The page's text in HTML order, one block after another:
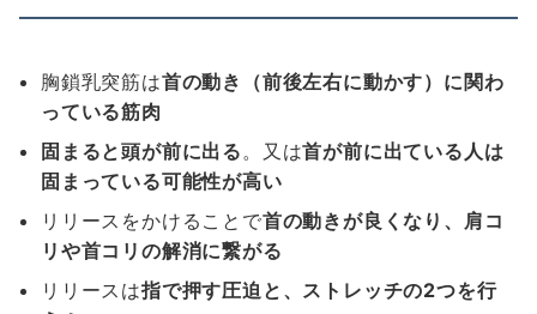
胸鎖乳突筋は首の動き（前後左右に動かす）に関わ
っている筋肉
固まると頭が前に出る。又は首が前に出ている人は
固まっている可能性が高い
リリースをかけることで首の動きが良くなり、肩コ
リや首コリの解消に繋がる
リリースは指で押す圧迫と、ストレッチの2つを行